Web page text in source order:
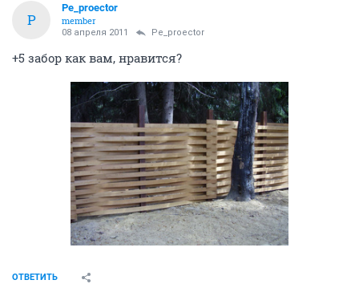
P
Pe_proector
member
08 апреля 2011 Pe_proector
+5 забор как вам, нравится?
ОТВЕТИТЬ